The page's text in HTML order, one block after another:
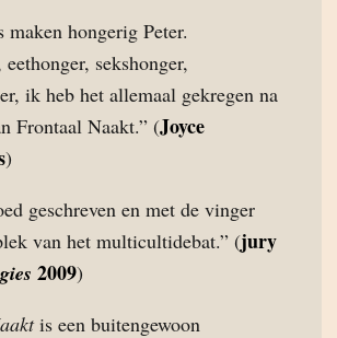
maken hongerig Peter.
sekshonger,
ik heb het allemaal gekregen na
Frontaal Naakt.” (Joyce
)
geschreven en met de vinger
van het multicultidebat.” (jury
2009)
is een buitengewoon